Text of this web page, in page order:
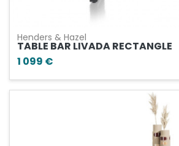
Henders & Hazel
TABLE BAR LIVADA RECTANGLE
1 099 €